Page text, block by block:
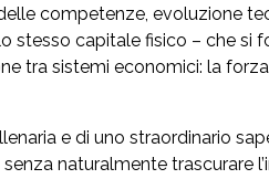
competenze, evoluzione
capitale fisico – che si
sistemi economici: la forza
e di uno straordinario
naturalmente trascurare